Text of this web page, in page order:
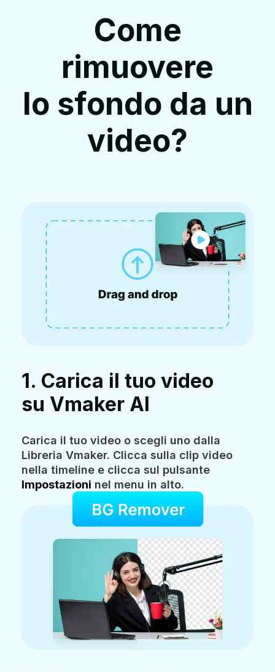
Come
rimuovere
lo sfondo da un
video?
1. Carica il tuo video
su Vmaker AI
Carica il tuo video o scegli uno dalla
Libreria Vmaker. Clicca sulla clip video
nella timeline e clicca sul pulsante
Impostazioni nel menu in alto.